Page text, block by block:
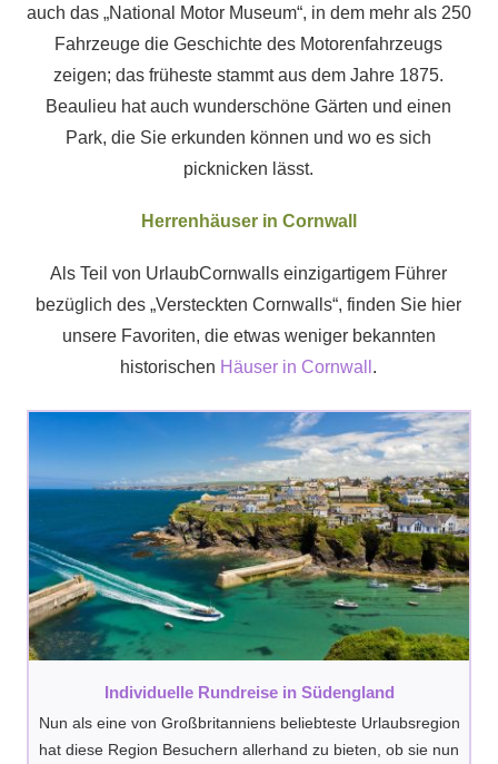
auch das „National Motor Museum“, in dem mehr als 250
Fahrzeuge die Geschichte des Motorenfahrzeugs
zeigen; das früheste stammt aus dem Jahre 1875.
Beaulieu hat auch wunderschöne Gärten und einen
Park, die Sie erkunden können und wo es sich
picknicken lässt.
Herrenhäuser in Cornwall
Als Teil von UrlaubCornwalls einzigartigem Führer
bezüglich des „Versteckten Cornwalls“, finden Sie hier
unsere Favoriten, die etwas weniger bekannten
historischen Häuser in Cornwall .
Individuelle Rundreise in Südengland
Nun als eine von Großbritanniens beliebteste Urlaubsregion
hat diese Region Besuchern allerhand zu bieten, ob sie nun